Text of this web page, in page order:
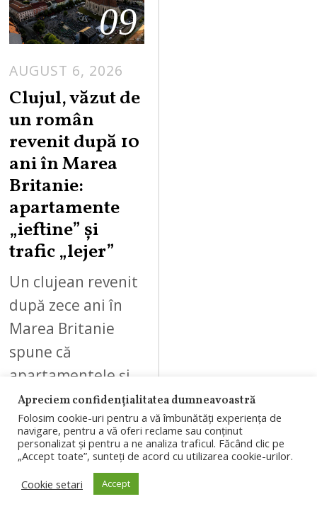
09
AUGUST 6, 2026
Clujul, văzut de
un român
revenit după 10
ani în Marea
Britanie:
apartamente
„ieftine” și
trafic „lejer”
Un clujean revenit
după zece ani în
Marea Britanie
spune că
apartamentele și
traficul din Cluj-
Napoca i se par
accesibile în
comparație…
Apreciem confidențialitatea dumneavoastră
Folosim cookie-uri pentru a vă îmbunătăți experiența de
navigare, pentru a vă oferi reclame sau conținut
personalizat și pentru a ne analiza traficul. Făcând clic pe
„Accept toate”, sunteți de acord cu utilizarea cookie-urilor.
Cookie setari
Accept